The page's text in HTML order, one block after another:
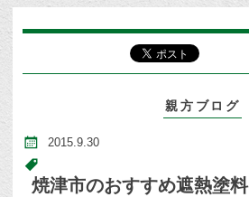
親方ブログ
2015.9.30
焼津市のおすすめ遮熱塗料